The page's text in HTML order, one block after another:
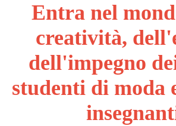
Entra nel
creatività,
dell'impegno
studenti di moda